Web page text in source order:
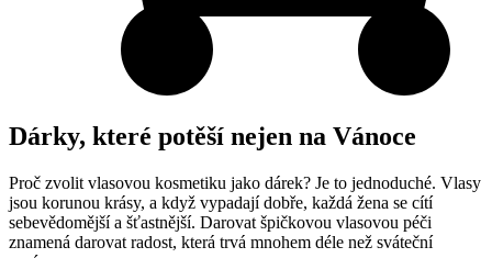
Dárky, které potěší nejen na Vánoce
Proč zvolit vlasovou kosmetiku jako dárek? Je to jednoduché. Vlasy
jsou korunou krásy, a když vypadají dobře, každá žena se cítí
sebevědomější a šťastnější. Darovat špičkovou vlasovou péči
znamená darovat radost, která trvá mnohem déle než sváteční